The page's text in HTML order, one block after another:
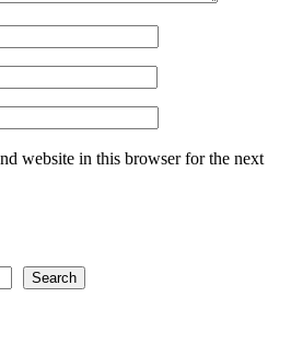
website in this browser for the next
Search